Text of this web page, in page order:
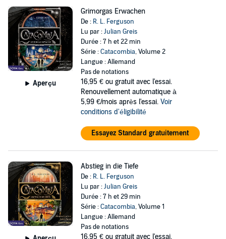
Aperçu
Grimorgas Erwachen
De : R. L. Ferguson
Lu par :Julian Greis
Durée : 7 h et 22 min
Série :Catacombia, Volume 2
Langue : Allemand
Pas de notations
16,95 € ou gratuit avec l'essai.
Renouvellement automatique à
5,99 €/mois après l'essai. Voir
conditions d'éligibilité
Essayez Standard gratuitement
Abstieg in die Tiefe
De : R. L. Ferguson
Lu par :Julian Greis
Durée : 7 h et 29 min
Série :Catacombia, Volume 1
Langue : Allemand
Pas de notations
16,95 € ou gratuit avec l'essai.